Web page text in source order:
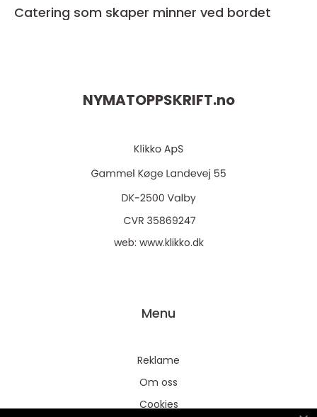
Catering som skaper minner ved bordet
NYMATOPPSKRIFT.no
web: www.klikko.dk
Menu
Reklame
Om oss
Cookies